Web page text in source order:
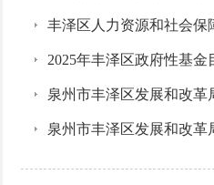
丰泽区人力资源和社会保
2025年丰泽区政府性基金
泉州市丰泽区发展和改革
泉州市丰泽区发展和改